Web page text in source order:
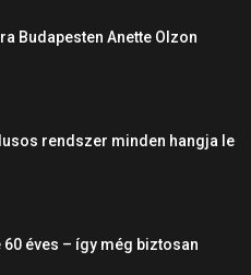
Budapesten Anette Olzon
rendszer minden hangja le
60 éves – így még biztosan